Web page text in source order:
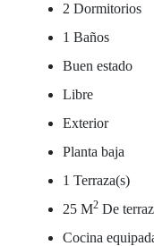
2 Dormitorios
1 Baños
Buen estado
Libre
Exterior
Planta baja
1 Terraza(s)
25 M2 De
Cocina